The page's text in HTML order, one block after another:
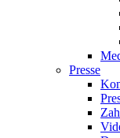
Presse